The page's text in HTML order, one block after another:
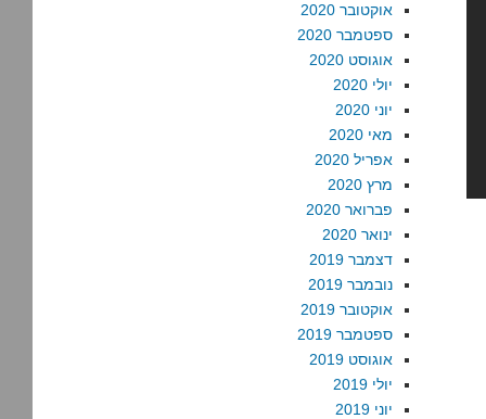
אוקטובר 2020
ספטמבר 2020
אוגוסט 2020
יולי 2020
יוני 2020
מאי 2020
אפריל 2020
מרץ 2020
פברואר 2020
ינואר 2020
דצמבר 2019
נובמבר 2019
אוקטובר 2019
ספטמבר 2019
אוגוסט 2019
יולי 2019
יוני 2019